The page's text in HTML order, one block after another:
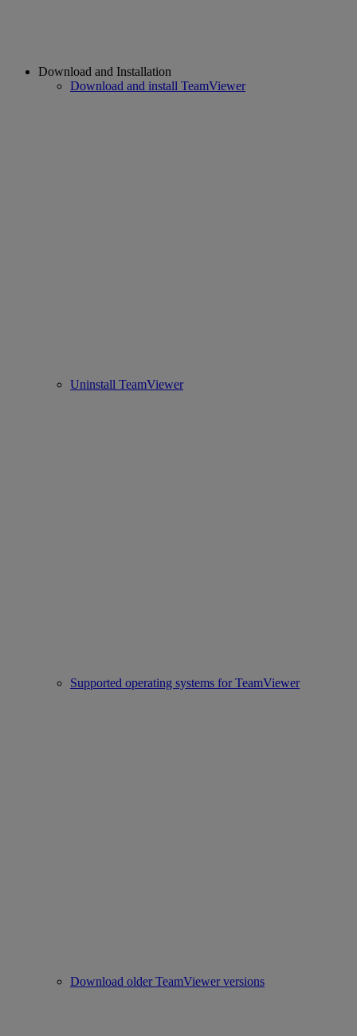
Download and Installation
Download and install TeamViewer
Uninstall TeamViewer
Supported operating systems for TeamViewer
Download older TeamViewer versions